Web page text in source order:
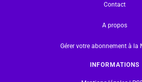
Contact
A propos
Gérer votre abonnement à la
INFORMATIONS